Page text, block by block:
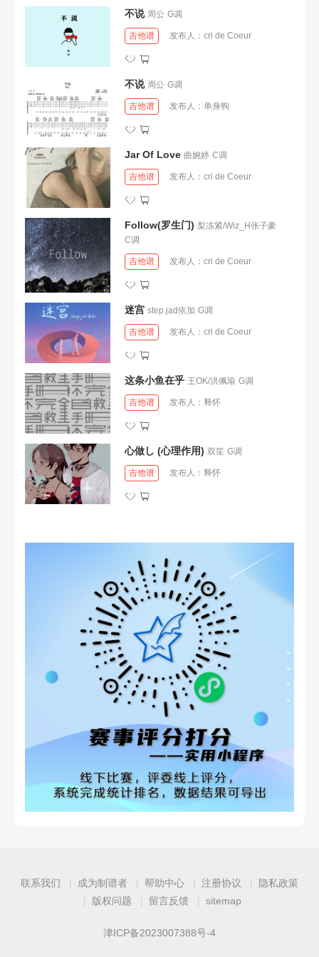
不说 周公 G调
吉他谱 发布人： cri de Coeur
不说 周公 G调
吉他谱 发布人： 单身狗
Jar Of Love 曲婉婷 C调
吉他谱 发布人： cri de Coeur
Follow(罗生门) 梨冻紧/Wiz_H张子豪
C调
吉他谱 发布人： cri de Coeur
迷宫 step.jad依加 G调
吉他谱 发布人： cri de Coeur
这条小鱼在乎 王OK/洪佩瑜 G调
吉他谱 发布人： 释怀
心做し (心理作用) 双笙 G调
吉他谱 发布人： 释怀
联系我们 成为制谱者 帮助中心 注册协议
隐私政策
版权问题
留言反馈 sitemap
津ICP备2023007388号-4